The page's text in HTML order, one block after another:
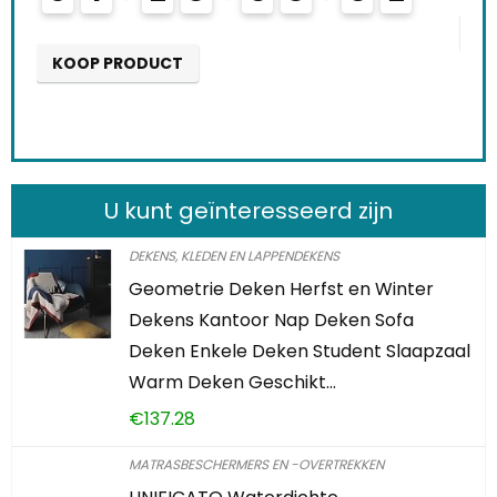
U kunt geïnteresseerd zijn
DEKENS, KLEDEN EN LAPPENDEKENS
Geometrie Deken Herfst en Winter
Dekens Kantoor Nap Deken Sofa
Deken Enkele Deken Student Slaapzaal
Warm Deken Geschikt…
€137.28
MATRASBESCHERMERS EN -OVERTREKKEN